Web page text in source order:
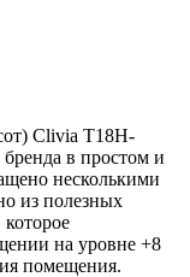
Clivia T18H-
в простом и
несколькими
из полезных
на уровне +8
помещения.